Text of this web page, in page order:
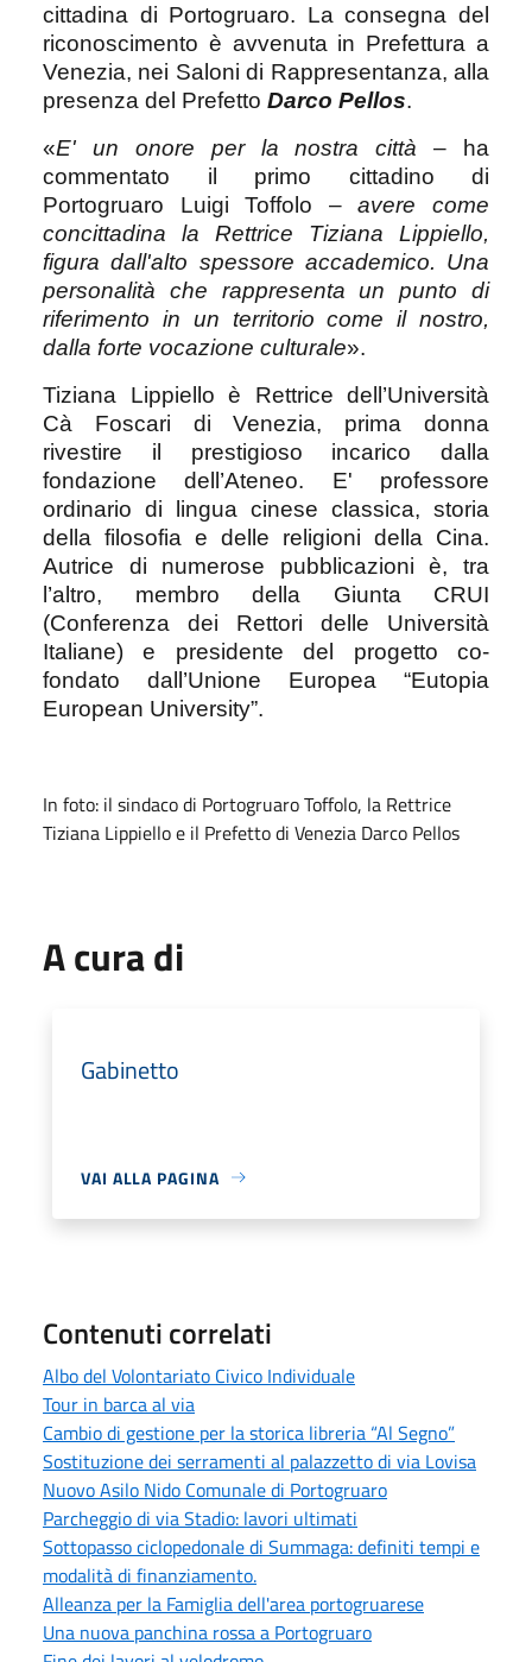
cittadina di Portogruaro. La consegna del
riconoscimento è avvenuta in Prefettura a
Venezia, nei Saloni di Rappresentanza, alla
presenza del Prefetto Darco Pellos.
«E' un onore per la nostra città – ha
commentato il primo cittadino di
Portogruaro Luigi Toffolo –avere come
concittadina la Rettrice Tiziana Lippiello,
figura dall'alto spessore accademico. Una
personalità che rappresenta un punto di
riferimento in un territorio come il nostro,
dalla forte vocazione culturale».
Tiziana Lippiello è Rettrice dell’Università
Cà Foscari di Venezia, prima donna
rivestire il prestigioso incarico dalla
fondazione dell’Ateneo. E' professore
ordinario di lingua cinese classica, storia
della filosofia e delle religioni della Cina.
Autrice di numerose pubblicazioni è, tra
l’altro, membro della Giunta CRUI
(Conferenza dei Rettori delle Università
Italiane) e presidente del progetto co-
fondato dall’Unione Europea “Eutopia
European University”.
In foto: il sindaco di Portogruaro Toffolo, la Rettrice
Tiziana Lippiello e il Prefetto di Venezia Darco Pellos
A cura di
Gabinetto
VAI ALLA PAGINA
Contenuti correlati
Albo del Volontariato Civico Individuale
Tour in barca al via
Cambio di gestione per la storica libreria “Al Segno”
Sostituzione dei serramenti al palazzetto di via Lovisa
Nuovo Asilo Nido Comunale di Portogruaro
Parcheggio di via Stadio: lavori ultimati
Sottopasso ciclopedonale di Summaga: definiti tempi e
modalità di finanziamento.
Alleanza per la Famiglia dell'area portogruarese
Una nuova panchina rossa a Portogruaro